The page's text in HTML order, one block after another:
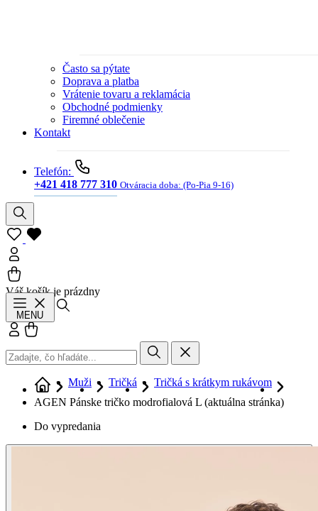
Často sa pýtate
Doprava a platba
Vrátenie tovaru a reklamácia
Obchodné podmienky
Firemné oblečenie
Kontakt
Telefón:
+421 418 777 310 Otváracia doba: (Po-Pia 9-16)
Váš košík je prázdny
MENU
Prihlásiť sa
Muži Tričká
Tričká s krátkym rukávom
AGEN Pánske tričko modrofialová L (aktuálna stránka)
Do vypredania